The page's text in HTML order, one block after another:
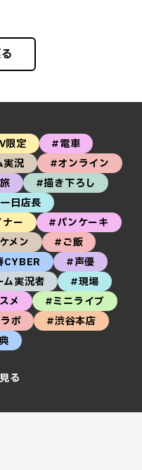
限定
#電車
実況
#オンライン
#描き下ろし
日店長
ー
#パンケーキ
メン
#ご飯
#声優
実況者
#現場
メ
#ミニライブ
ボ
#渋谷本店
る